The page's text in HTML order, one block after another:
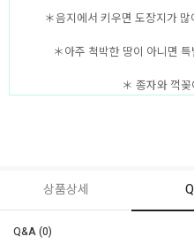
＊음지에서 키우면 도장지가
＊아주 척박한 땅이 아니면
＊ 종자와 꺽
상품상세
Q&A (0)